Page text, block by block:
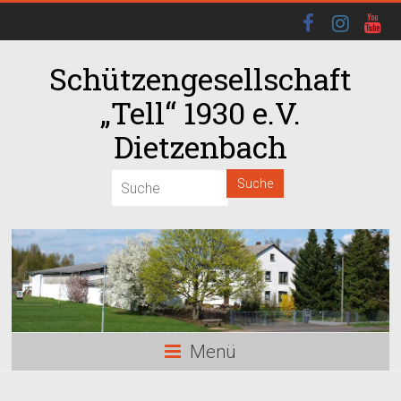
Schützengesellschaft
„Tell“ 1930 e.V.
Dietzenbach
Menü
02:00
04:00